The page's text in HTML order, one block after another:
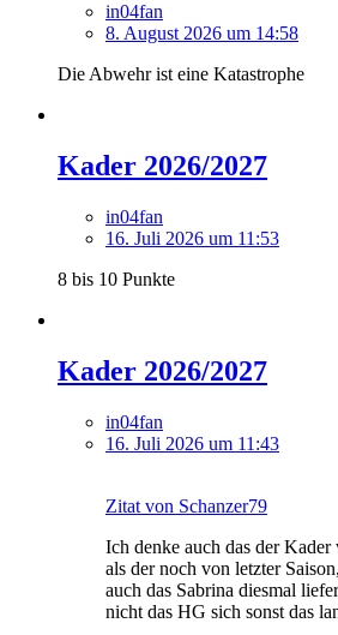
in04fan
8. August 2026 um 14:58
Die Abwehr ist eine Katastrophe
Kader 2026/2027
in04fan
16. Juli 2026 um 11:53
8 bis 10 Punkte
Kader 2026/2027
in04fan
16. Juli 2026 um 11:43
Zitat von Schanzer79
Ich denke auch das der
als der noch von letzter
auch das Sabrina diesmal
nicht das HG sich sonst das